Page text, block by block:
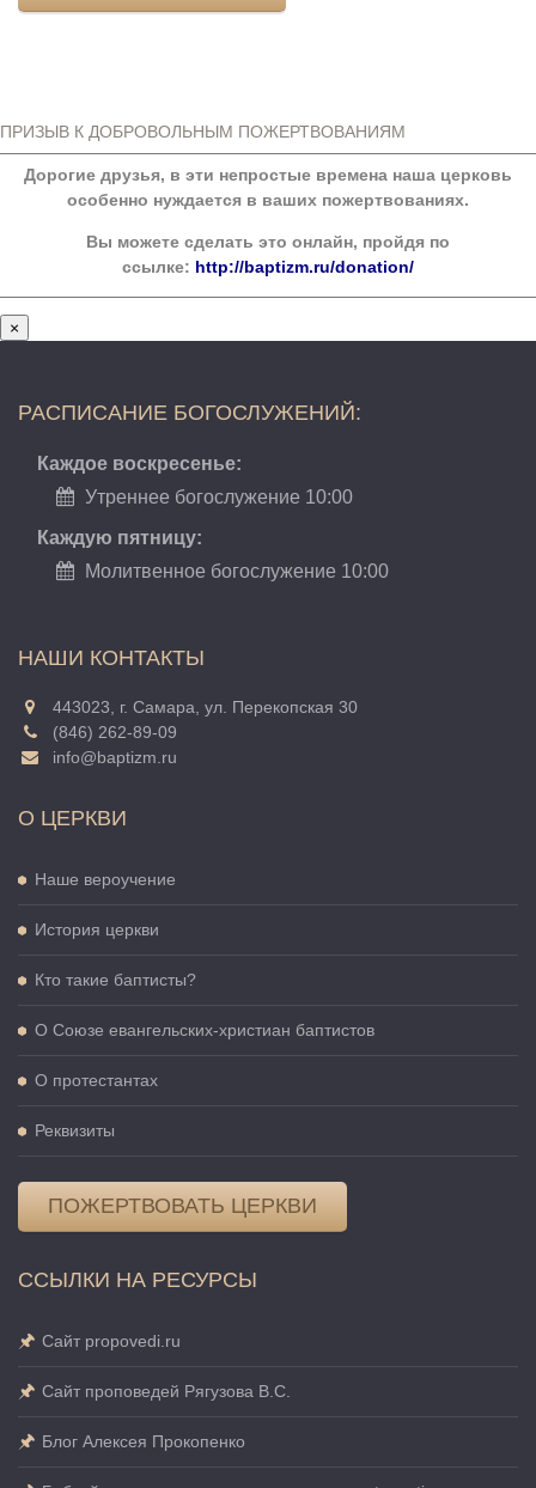
ПРИЗЫВ К ДОБРОВОЛЬНЫМ ПОЖЕРТВОВАНИЯМ
Дорогие друзья, в эти непростые времена наша церковь
особенно нуждается в ваших пожертвованиях.
Вы можете сделать это онлайн, пройдя по
ссылке: http://baptizm.ru/donation/
×
РАСПИСАНИЕ БОГОСЛУЖЕНИЙ:
Каждое воскресенье:
Утреннее богослужение 10:00
Каждую пятницу:
Молитвенное богослужение 10:00
НАШИ КОНТАКТЫ
443023, г. Самара, ул. Перекопская 30
(846) 262-89-09
info@baptizm.ru
О ЦЕРКВИ
Наше вероучение
История церкви
Кто такие баптисты?
О Cоюзе евангельских-христиан баптистов
О протестантах
Реквизиты
ПОЖЕРТВОВАТЬ ЦЕРКВИ
ССЫЛКИ НА РЕСУРСЫ
Сайт propovedi.ru
Сайт проповедей Рягузова В.С.
Блог Алексея Прокопенко